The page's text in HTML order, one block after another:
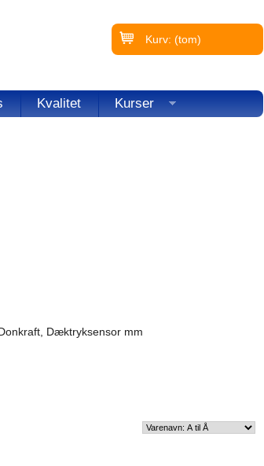
Kurv: (tom)
Kvalitet Kurser
Dæktryksensor mm